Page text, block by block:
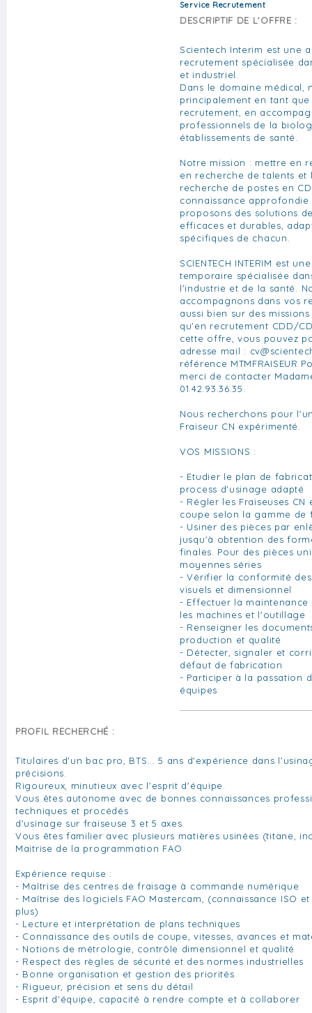
Service Recrutement
DESCRIPTIF DE L'OFFRE :
Scientech Interim est une
recrutement spécialisée
et industriel.
Dans le domaine médical,
principalement en tant
recrutement, en
professionnels de la
établissements de santé.
Notre mission : mettre en
en recherche de talents et
recherche de postes en
connaissance
proposons des solutions
efficaces et durables,
spécifiques de chacun.
SCIENTECH INTERIM est
temporaire spécialisée
l'industrie et de la santé.
accompagnons dans vos
aussi bien sur des
qu'en recrutement CDD/
cette offre, vous pouvez
adresse mail :
référence MTMFRAISEUR
merci de contacter
01.42.93.36.35.
Nous recherchons pour
Fraiseur CN expérimenté.
VOS MISSIONS :
- Etudier le plan de
process d'usinage adapté
- Régler les Fraiseuses
coupe selon la gamme de
- Usiner des pièces par
jusqu'à obtention des
finales. Pour des pièces
moyennes séries
- Vérifier la conformité
visuels et dimensionnel
- Effectuer la
les machines et l'outillage
- Renseigner les
production et qualité
- Détecter, signaler et
défaut de fabrication
- Participer à la passation
équipes
PROFIL RECHERCHÉ :
Titulaires d'un bac pro, BTS... 5 ans d'expérience dans
précisions.
Rigoureux, minutieux avec l'esprit d'équipe.
Vous êtes autonome avec de bonnes connaissances
techniques et procédés
d'usinage sur fraiseuse 3 et 5 axes.
Vous êtes familier avec plusieurs matières usinées (titane,
Maitrise de la programmation FAO
Expérience requise :
- Maîtrise des centres de fraisage à commande numérique
- Maîtrise des logiciels FAO Mastercam, (connaissance ISO
plus)
- Lecture et interprétation de plans techniques
- Connaissance des outils de coupe, vitesses, avances et
- Notions de métrologie, contrôle dimensionnel et qualité
- Respect des règles de sécurité et des normes industrielles
- Bonne organisation et gestion des priorités
- Rigueur, précision et sens du détail
- Esprit d'équipe, capacité à rendre compte et à collaborer